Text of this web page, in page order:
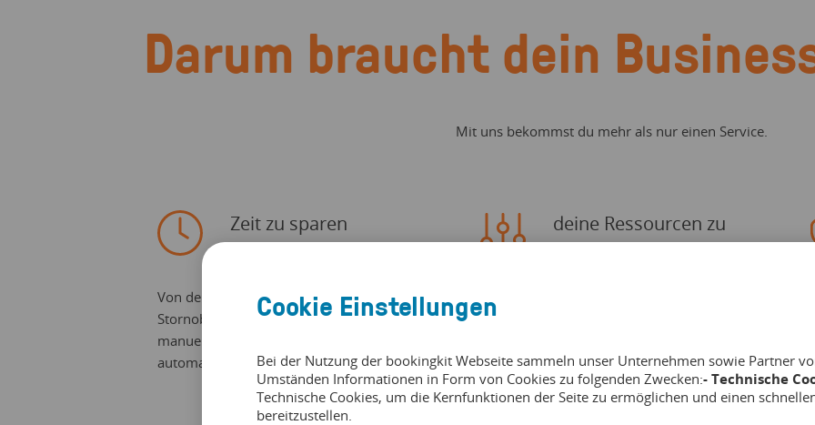
Darum braucht dein
Mit uns bekommst du mehr als nur einen Service.
Zeit zu sparen
Von der Rechnungserstellung bis zur
Stornobearbeitung werden alle
manuellen Prozesse zentralisiert und
automatisiert.
deine Ressourcen zu
Dein Equipment kann erfasst und mit
immer mit deinem Inventar
übereinstimmen.
Cookie Einstellungen
Bei der Nutzung der bookingkit Webseite sammeln unser Unternehmen sowie Partner
Umständen Informationen in Form von Cookies zu folgenden Zwecken:- Technische
Technische Cookies, um die Kernfunktionen der Seite zu ermöglichen und einen
bereitzustellen.